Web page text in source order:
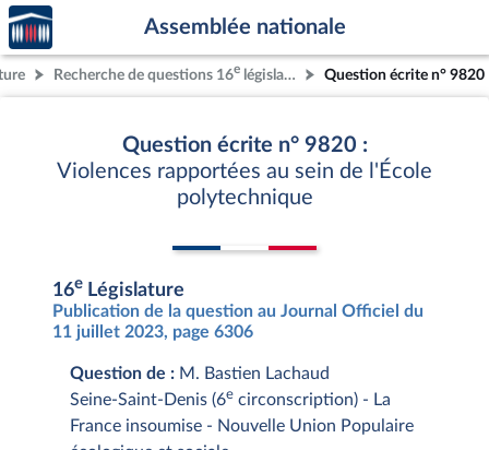
Aller au contenu
Aller en bas de la page
Accèder
à la
page
d'accueil
Assemblée nationale
Recherche de questions 16e législature Question écrite n° 9820
Question écrite n° 9820 :
Violences rapportées au sein de l'École
polytechnique
16e Législature
Publication de la question au Journal Officiel du
11 juillet 2023, page 6306
Question de : M. Bastien Lachaud
Seine-Saint-Denis (6e circonscription) - La
France insoumise - Nouvelle Union Populaire